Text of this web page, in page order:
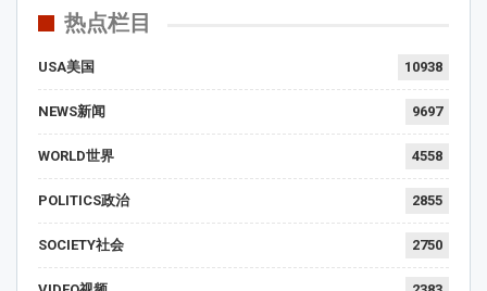
热点栏目
USA美国 10938
NEWS新闻 9697
WORLD世界 4558
POLITICS政治 2855
SOCIETY社会 2750